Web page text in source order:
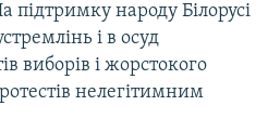
підтримку народу Білорусі
і в осуд
виборів і жорстокого
нелегітимним